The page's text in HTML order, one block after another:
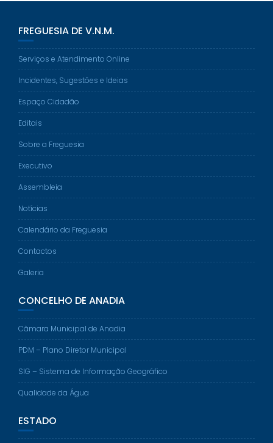
FREGUESIA DE V.N.M.
Serviços e Atendimento Online
Incidentes, Sugestões e Ideias
Espaço Cidadão
Editais
Sobre a Freguesia
Executivo
Assembleia
Notícias
Calendário da Freguesia
Contactos
Galeria
CONCELHO DE ANADIA
Câmara Municipal de Anadia
PDM – Plano Diretor Municipal
SIG – Sistema de Informação Geográfico
Qualidade da Água
ESTADO